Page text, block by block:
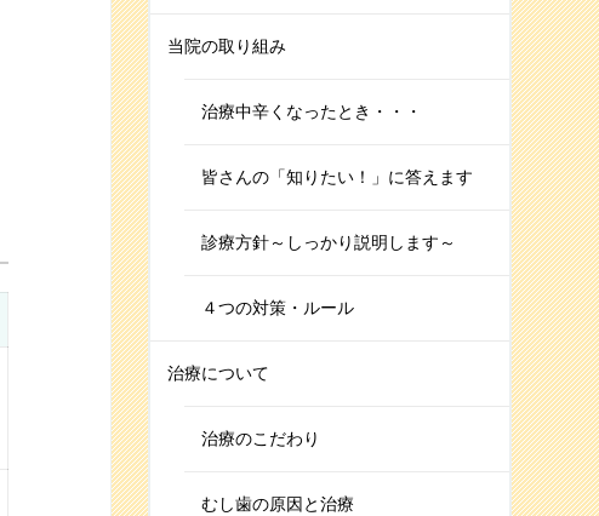
当院の取り組み
治療中辛くなったとき・・・
皆さんの「知りたい！」に答えます
診療方針～しっかり説明します～
４つの対策・ルール
治療について
治療のこだわり
むし歯の原因と治療